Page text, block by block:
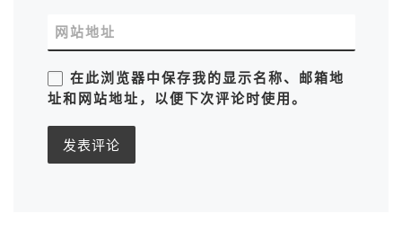
网站地址
在此浏览器中保存我的显示名称、邮箱地
址和网站地址，以便下次评论时使用。